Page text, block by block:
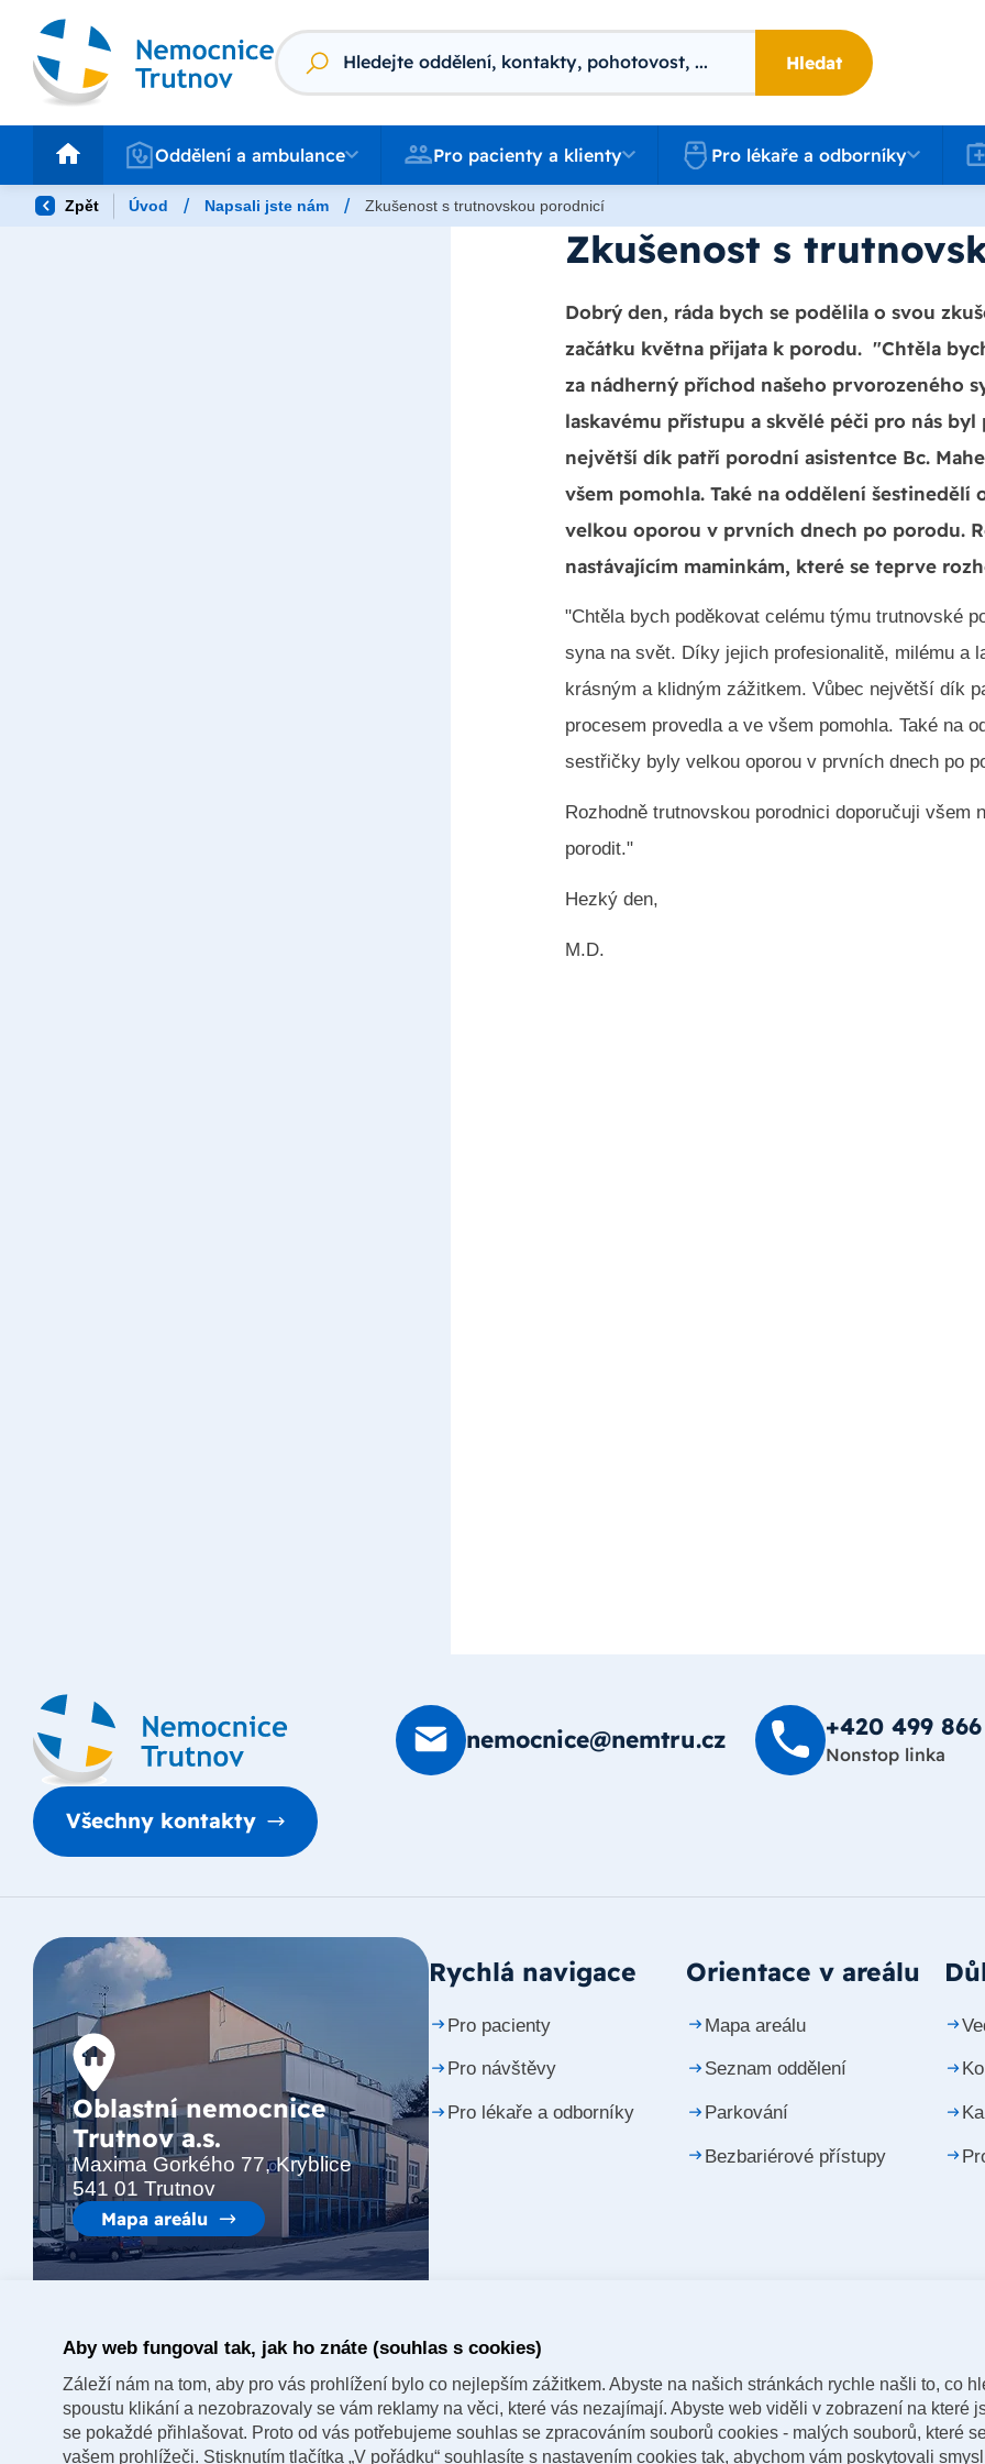
Vyhledávání
Hledat
Oddělení a ambulance
Oddělení a ambulance Pro pacienty a klienty
Pro lékaře a odborníky
Pro lékaře a odborníky
Zpět Úvod / Napsali jste nám / Zkušenost s trutnovskou porodnicí
Zkušenost s
Dobrý den, ráda bych se podělila o svou
začátku května přijata k porodu. "Chtěla
za nádherný příchod našeho prvorozeného
laskavému přístupu a skvělé péči pro nás
největší dík patří porodní asistentce Bc.
všem pomohla. Také na oddělení
velkou oporou v prvních dnech po porodu.
nastávajícím maminkám, které se teprve
"Chtěla bych poděkovat celému týmu trutnovské
syna na svět. Díky jejich profesionalitě, milému a
krásným a klidným zážitkem. Vůbec největší dík
procesem provedla a ve všem pomohla. Také na
sestřičky byly velkou oporou v prvních dnech po
Rozhodně trutnovskou porodnici doporučuji
porodit."
Hezký den,
M.D.
nemocnice@nemtru.cz +420 499
Nonstop linka
Všechny kontakty
Oblastní nemocnice
Trutnov a.s.
Maxima Gorkého 77, Kryblice
541 01 Trutnov
Mapa areálu
Rychlá navigace
Pro pacienty
Pro návštěvy
Pro lékaře a odborníky
Orientace v areálu
Mapa areálu
Seznam oddělení
Parkování
Bezbariérové přístupy
Aby web fungoval tak, jak ho znáte (souhlas s cookies)
Záleží nám na tom, aby pro vás prohlížení bylo co nejlepším zážitkem. Abyste na našich stránkách rychle našli to, co
spoustu klikání a nezobrazovaly se vám reklamy na věci, které vás nezajímají. Abyste web viděli v zobrazení na které
se pokaždé přihlašovat. Proto od vás potřebujeme souhlas se zpracováním souborů cookies - malých souborů, které
vašem prohlížeči. Stisknutím tlačítka „V pořádku“ souhlasíte s nastavením cookies tak, abychom vám poskytovali